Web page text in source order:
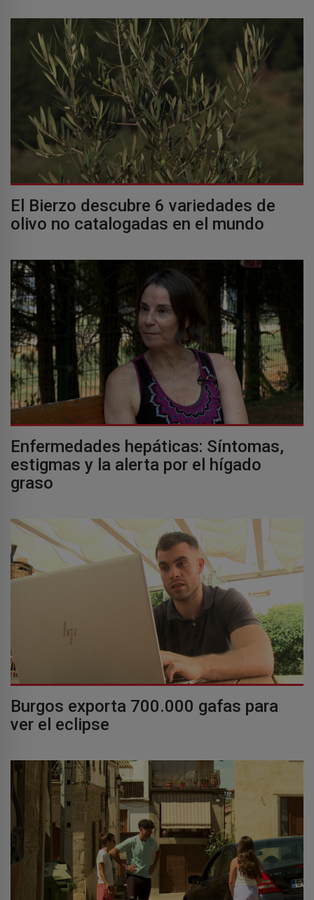
El Bierzo descubre 6 variedades de
olivo no catalogadas en el mundo
Enfermedades hepáticas: Síntomas,
estigmas y la alerta por el hígado
graso
Burgos exporta 700.000 gafas para
ver el eclipse